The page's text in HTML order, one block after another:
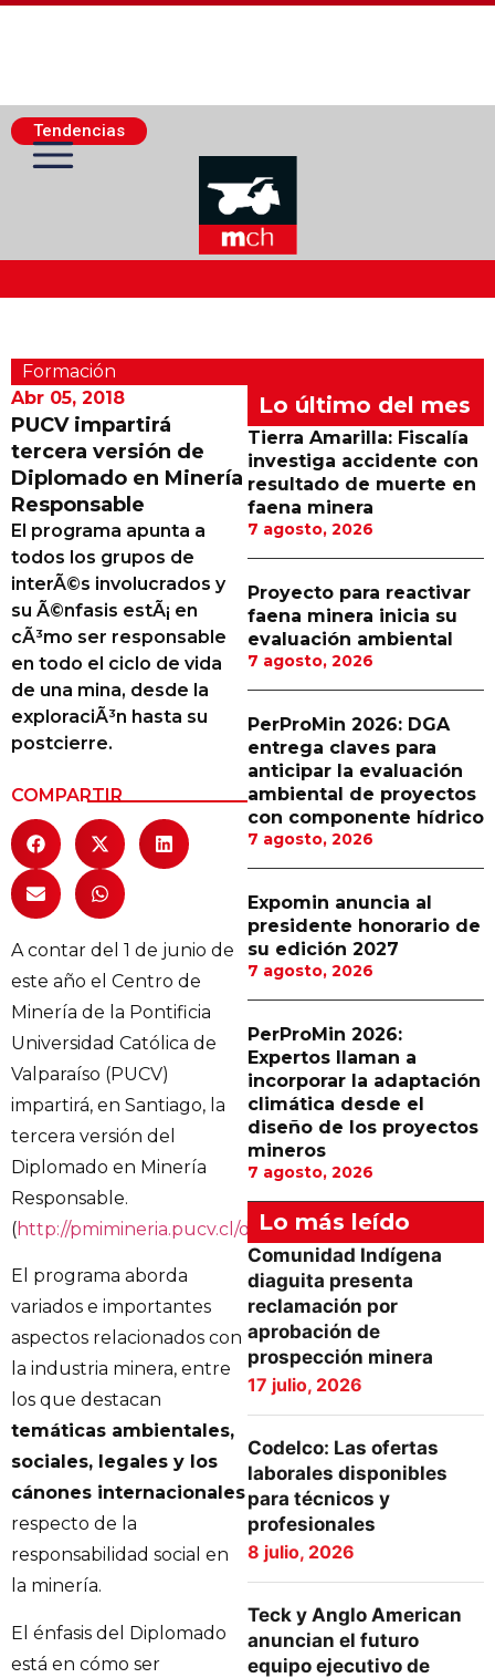
Tendencias
Actualidad Minera
Minería Superficie
Minerí­a Subterránea
Proveedores
Canal Digital
Columnas de Opinión
Designaciones
Calendario de Eventos
Revistas Digital
Siguenos
Formación
Abr 05, 2018
PUCV impartirá
tercera versión de
Diplomado en Minería
Responsable
El programa apunta a
todos los grupos de
interÃ©s involucrados y
su Ã©nfasis estÃ¡ en
cÃ³mo ser responsable
en todo el ciclo de vida
de una mina, desde la
exploraciÃ³n hasta su
postcierre.
COMPARTIR
A contar del 1 de junio de
este año el Centro de
Minería de la Pontificia
Universidad Católica de
Valparaíso (PUCV)
impartirá, en Santiago, la
tercera versión del
Diplomado en Minería
Responsable.
(http://pmimineria.pucv.cl/diplomadomr/index.html
El programa aborda
variados e importantes
aspectos relacionados con
la industria minera, entre
los que destacan
temáticas ambientales,
sociales, legales y los
cánones internacionales
respecto de la
responsabilidad social en
la minería.
El énfasis del Diplomado
está en cómo ser
Lo último del mes
Tierra Amarilla: Fiscalía
investiga accidente con
resultado de muerte en
faena minera
7 agosto, 2026
Proyecto para reactivar
faena minera inicia su
evaluación ambiental
7 agosto, 2026
PerProMin 2026: DGA
entrega claves para
anticipar la evaluación
ambiental de proyectos
con componente hídrico
7 agosto, 2026
Expomin anuncia al
presidente honorario de
su edición 2027
7 agosto, 2026
PerProMin 2026:
Expertos llaman a
incorporar la adaptación
climática desde el
diseño de los proyectos
mineros
7 agosto, 2026
Lo más leído
Comunidad Indígena
diaguita presenta
reclamación por
aprobación de
prospección minera
17 julio, 2026
Codelco: Las ofertas
laborales disponibles
para técnicos y
profesionales
8 julio, 2026
Teck y Anglo American
anuncian el futuro
equipo ejecutivo de